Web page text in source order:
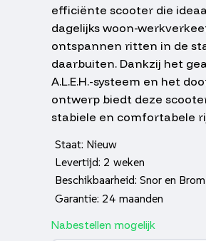
efficiënte scooter die
dagelijks woon-
ontspannen ritten in de
daarbuiten. Dankzij het
A.L.E.H.-systeem en het
ontwerp biedt deze
stabiele en comfortabele
Staat: Nieuw
Levertijd: 2 weken
Beschikbaarheid: Snor en Brom
Garantie: 24 maanden
Nabestellen mogelijk